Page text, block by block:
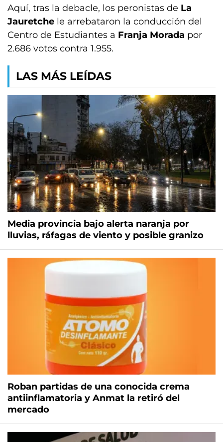
Aquí, tras la debacle, los peronistas de La
Jauretche le arrebataron la conducción del
Centro de Estudiantes a Franja Morada por
2.686 votos contra 1.955.
LAS MÁS LEÍDAS
Media provincia bajo alerta naranja por
lluvias, ráfagas de viento y posible granizo
Roban partidas de una conocida crema
antiinflamatoria y Anmat la retiró del
mercado